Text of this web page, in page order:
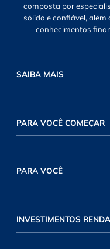
composta por
sólido e confiável,
conhecimentos
SAIBA MAIS
PARA VOCÊ COMEÇAR
PARA VOCÊ
INVESTIMENTOS